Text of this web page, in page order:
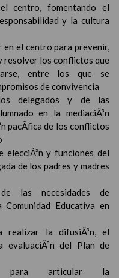
centro, fomentando el
y la cultura
en el centro para prevenir,
resolver los conflictos que
entre los que se
de convivencia
delegados y de las
en la mediaciÃ³n
pacÃ­fica de los conflictos
elecciÃ³n y funciones del
de los padres y madres
de las necesidades de
Comunidad Educativa en
realizar la difusiÃ³n, el
evaluaciÃ³n del Plan de
para articular la